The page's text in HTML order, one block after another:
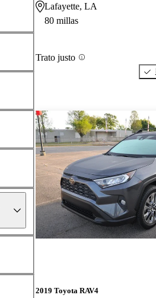
Lafayette, LA
80 millas
Trato justo
2019 Toyota RAV4